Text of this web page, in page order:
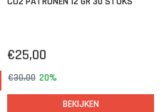
€25,00
€30,00 20%
BEKIJKEN